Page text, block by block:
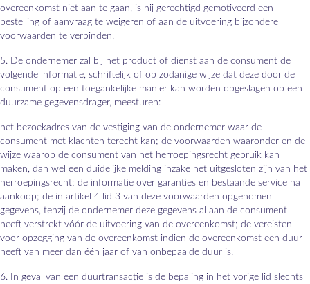
overeenkomst niet aan te gaan, is hij gerechtigd gemotiveerd een
bestelling of aanvraag te weigeren of aan de uitvoering bijzondere
voorwaarden te verbinden.
5. De ondernemer zal bij het product of dienst aan de consument de
volgende informatie, schriftelijk of op zodanige wijze dat deze door de
consument op een toegankelijke manier kan worden opgeslagen op een
duurzame gegevensdrager, meesturen:
het bezoekadres van de vestiging van de ondernemer waar de
consument met klachten terecht kan; de voorwaarden waaronder en de
wijze waarop de consument van het herroepingsrecht gebruik kan
maken, dan wel een duidelijke melding inzake het uitgesloten zijn van het
herroepingsrecht; de informatie over garanties en bestaande service na
aankoop; de in artikel 4 lid 3 van deze voorwaarden opgenomen
gegevens, tenzij de ondernemer deze gegevens al aan de consument
heeft verstrekt vóór de uitvoering van de overeenkomst; de vereisten
voor opzegging van de overeenkomst indien de overeenkomst een duur
heeft van meer dan één jaar of van onbepaalde duur is.
6. In geval van een duurtransactie is de bepaling in het vorige lid slechts